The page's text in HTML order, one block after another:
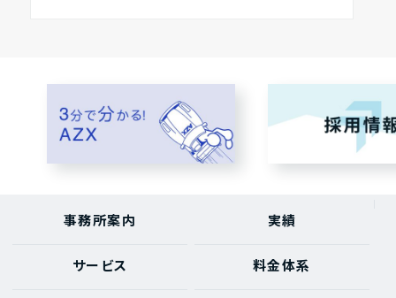
事務所案内 実績
サービス 料金体系